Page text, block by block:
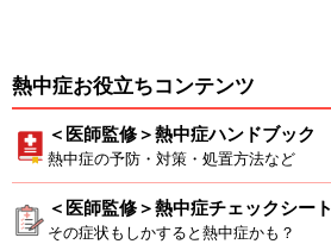
熱中症お役立ちコンテンツ
＜医師監修＞熱中症ハンドブック
熱中症の予防・対策・処置方法など
＜医師監修＞熱中症チェックシート
その症状もしかすると熱中症かも？